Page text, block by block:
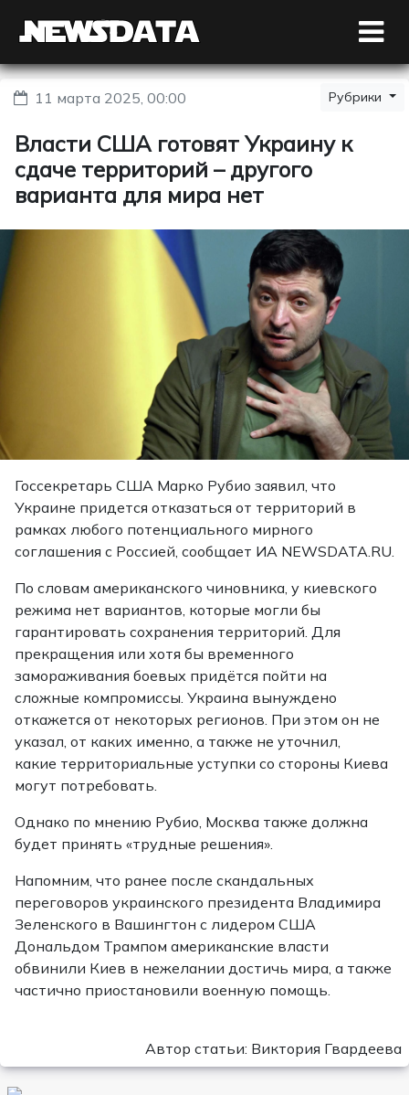
11 марта 2025, 00:00 Рубрики
Власти США готовят Украину к
сдаче территорий – другого
варианта для мира нет
Госсекретарь США Марко Рубио заявил, что
Украине придется отказаться от территорий в
рамках любого потенциального мирного
соглашения с Россией, сообщает ИА NEWSDATA.RU.
По словам американского чиновника, у киевского
режима нет вариантов, которые могли бы
гарантировать сохранения территорий. Для
прекращения или хотя бы временного
замораживания боевых придётся пойти на
сложные компромиссы. Украина вынуждено
откажется от некоторых регионов. При этом он не
указал, от каких именно, а также не уточнил,
какие территориальные уступки со стороны Киева
могут потребовать.
Однако по мнению Рубио, Москва также должна
будет принять «трудные решения».
Напомним, что ранее после скандальных
переговоров украинского президента Владимира
Зеленского в Вашингтон с лидером США
Дональдом Трампом американские власти
обвинили Киев в нежелании достичь мира, а также
частично приостановили военную помощь.
Автор статьи: Виктория Гвардеева